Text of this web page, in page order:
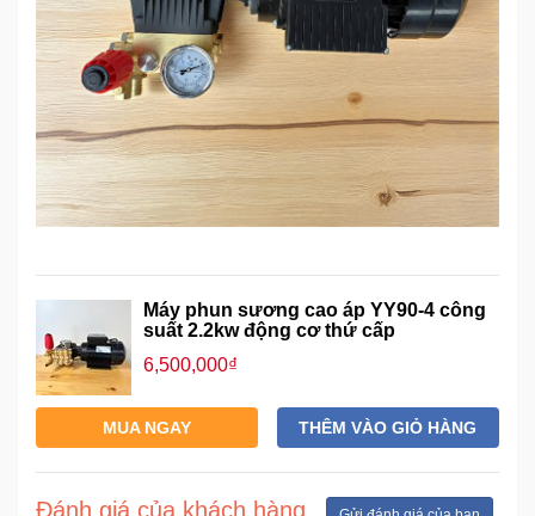
Máy phun sương cao áp YY90-4 công
suất 2.2kw động cơ thứ cấp
6,500,000₫
MUA NGAY THÊM VÀO GIỎ HÀNG
Đánh giá của khách hàng